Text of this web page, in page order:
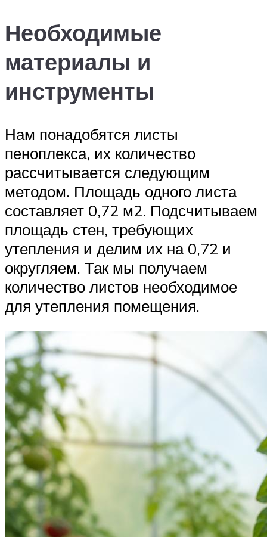
Необходимые
материалы и
инструменты
Нам понадобятся листы
пеноплекса, их количество
рассчитывается следующим
методом. Площадь одного листа
составляет 0,72 м2. Подсчитываем
площадь стен, требующих
утепления и делим их на 0,72 и
округляем. Так мы получаем
количество листов необходимое
для утепления помещения.